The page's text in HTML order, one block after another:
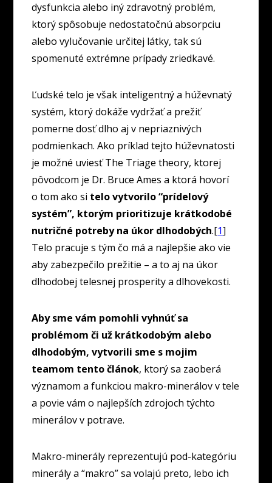
dysfunkcia alebo iný zdravotný problém,
ktorý spôsobuje nedostatočnú absorpciu
alebo vylučovanie určitej látky, tak sú
spomenuté extrémne prípady zriedkavé.
Ľudské telo je však inteligentný a húževnatý
systém, ktorý dokáže vydržať a prežiť
pomerne dosť dlho aj v nepriaznivých
podmienkach. Ako príklad tejto húževnatosti
je možné uviesť The Triage theory, ktorej
pôvodcom je Dr. Bruce Ames a ktorá hovorí
o tom ako si telo vytvorilo “prídelový
systém”, ktorým prioritizuje krátkodobé
nutričné potreby na úkor dlhodobých.[1]
Telo pracuje s tým čo má a najlepšie ako vie
aby zabezpečilo prežitie – a to aj na úkor
dlhodobej telesnej prosperity a dlhovekosti.
Aby sme vám pomohli vyhnúť sa
problémom či už krátkodobým alebo
dlhodobým, vytvorili sme s mojim
teamom tento článok, ktorý sa zaoberá
významom a funkciou makro-minerálov v tele
a povie vám o najlepších zdrojoch týchto
minerálov v potrave.
Makro-minerály reprezentujú pod-kategóriu
minerály a “makro” sa volajú preto, lebo ich